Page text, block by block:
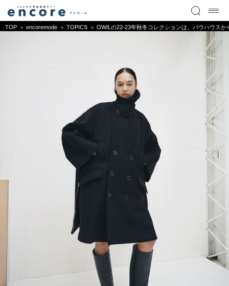
TOP encoremode TOPICS OWILの22-23年秋冬コレクションは、バウハウスか